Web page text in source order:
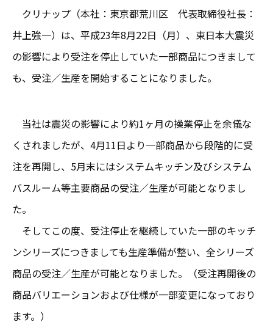
クリナップ（本社：東京都荒川区 代表取締役社長：
井上強一）は、平成23年8月22日（月）、東日本大震災
の影響により受注を停止していた一部商品につきまして
も、受注／生産を開始することになりました。
当社は震災の影響により約1ヶ月の操業停止を余儀な
くされましたが、4月11日より一部商品から段階的に受
注を再開し、5月末にはシステムキッチン及びシステム
バスルーム等主要商品の受注／生産が可能となりまし
た。
そしてこの度、受注停止を継続していた一部のキッチ
ンシリーズにつきましても生産準備が整い、全シリーズ
商品の受注／生産が可能となりました。（受注再開後の
商品バリエーションおよび仕様が一部変更になっており
ます。）